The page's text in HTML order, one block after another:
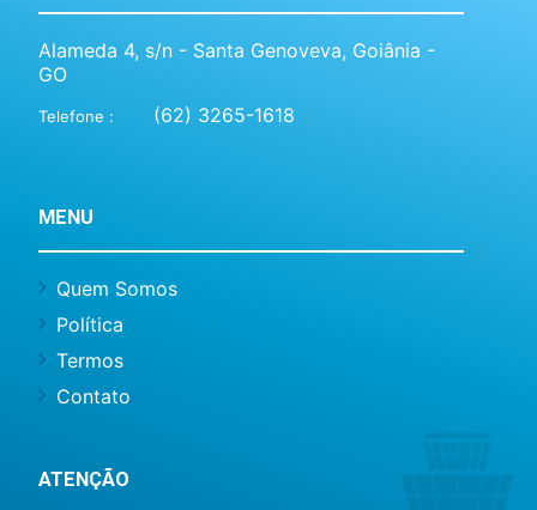
Alameda 4, s/n - Santa Genoveva, Goiânia -
GO
Telefone : (62) 3265-1618
MENU
Quem Somos
Política
Termos
Contato
ATENÇÃO